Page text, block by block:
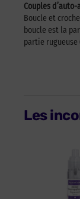
Couples
Boucle et
boucle est la
partie rugueuse
Les